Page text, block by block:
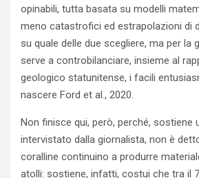
opinabili, tutta basata su modelli
meno catastrofici ed estrapolazioni di
su quale delle due scegliere, ma per la
serve a controbilanciare, insieme al
geologico statunitense, i facili
nascere Ford et al., 2020.
Non finisce qui, però, perché, sostiene
intervistato dalla giornalista, non è
coralline continuino a produrre
atolli: sostiene, infatti, costui che tra il